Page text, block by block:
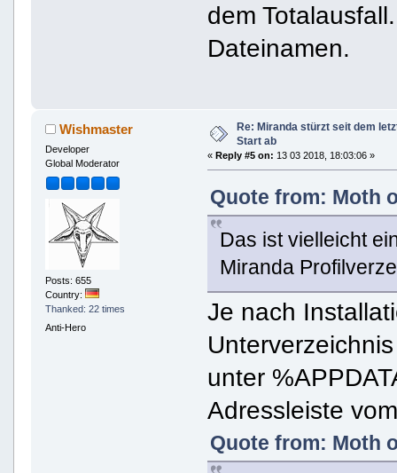
dem
Dateinamen.
Wishmaster
Developer
Global Moderator
Posts: 655
Country:
Thanked: 22 times
Anti-Hero
Re: Miranda stürzt seit dem
Start ab
« Reply #5 on: 13 03 2018, 18:03:06 »
Quote from: Moth
Das ist vielleicht
Miranda
Je nach
unter
Adressleiste
Quote from: Moth